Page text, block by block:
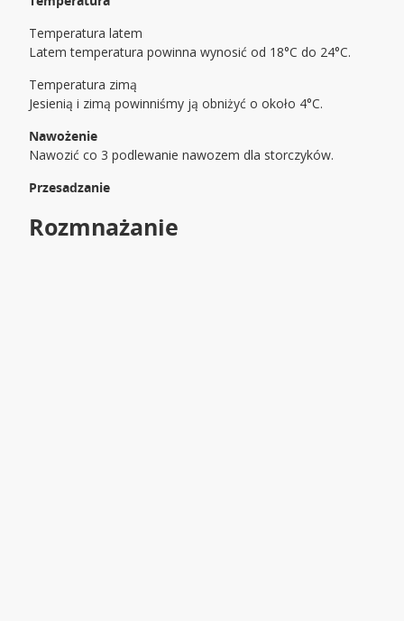
Temperatura latem
Latem temperatura powinna wynosić od 18°C do 24°C.
Temperatura zimą
Jesienią i zimą powinniśmy ją obniżyć o około 4°C.
Nawożenie
Nawozić co 3 podlewanie nawozem dla storczyków.
Przesadzanie
Rozmnażanie